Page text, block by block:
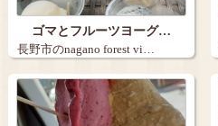
ゴマとフルーツヨーグ…
長野市のnagano forest vi…